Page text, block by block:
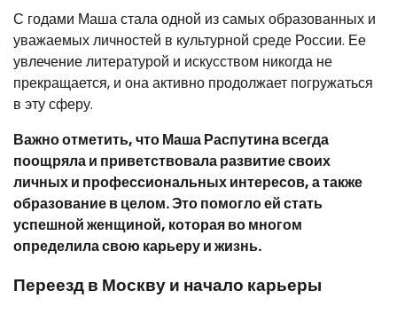
С годами Маша стала одной из самых образованных и
уважаемых личностей в культурной среде России. Ее
увлечение литературой и искусством никогда не
прекращается, и она активно продолжает погружаться
в эту сферу.
Важно отметить, что Маша Распутина всегда
поощряла и приветствовала развитие своих
личных и профессиональных интересов, а также
образование в целом. Это помогло ей стать
успешной женщиной, которая во многом
определила свою карьеру и жизнь.
Переезд в Москву и начало карьеры